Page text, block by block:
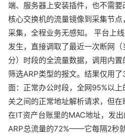
端、服务器上安装插件，也不需
核心交换机的流量镜像到采集节
采集，全程业务无感知。 平台上
发生，直接调取了最近一次断网
分）时段的全流量数据，调用内
筛选ARP类型的报文。结果仅用
面：正常办公时段，全网95%以
关之间的正常地址解析请求，但
在IT资产台账里的MAC地址，发
ARP总流量的72%——它每隔2秒